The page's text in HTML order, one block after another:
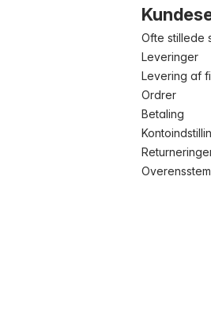
Ofte stillede
Leveringer
Levering af
Ordrer
Betaling